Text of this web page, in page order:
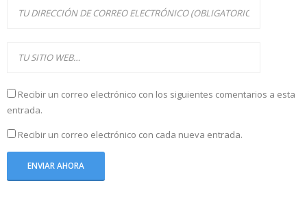
Recibir un correo electrónico con los siguientes comentarios a esta
entrada.
Recibir un correo electrónico con cada nueva entrada.